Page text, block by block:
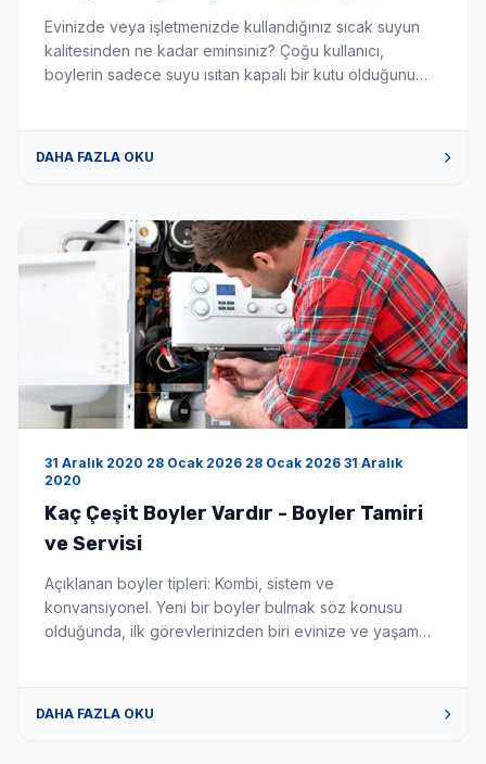
Bilseniz Şaşırırdınız! - Boyler Tamiri ve
Servisi
Evinizde veya işletmenizde kullandığınız sıcak suyun
kalitesinden ne kadar eminsiniz? Çoğu kullanıcı,
boylerin sadece suyu ısıtan kapalı bir kutu olduğunu
değil, banyonuzun demirbaşında aramanın […]
DAHA FAZLA OKU
31 Aralık 2020 28 Ocak 2026 28 Ocak 2026 31 Aralık
2020
Kaç Çeşit Boyler Vardır - Boyler Tamiri
ve Servisi
Açıklanan boyler tipleri: Kombi, sistem ve
konvansiyonel. Yeni bir boyler bulmak söz konusu
olduğunda, ilk görevlerinizden biri evinize ve yaşam
DAHA FAZLA OKU